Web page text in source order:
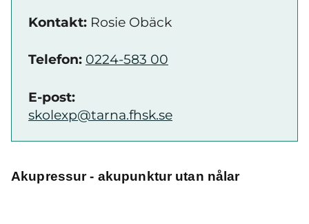
Kontakt: Rosie Obäck
Telefon: 0224-583 00
E-post:
skolexp@tarna.fhsk.se
Akupressur - akupunktur utan nålar